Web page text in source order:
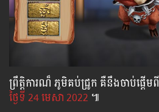
ព្រឹត្តិការណ៏ ភូមិគប់ជ្រូក គឺនឹងចាប់ផ្តើមពី
ថ្ងៃទី 24​ មេសា2022​ ៕